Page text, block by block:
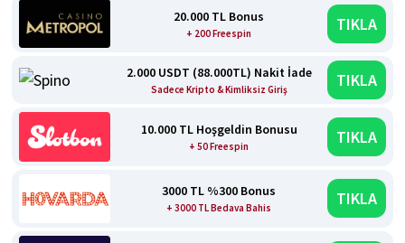
20.000 TL Bonus
+ 200 Freespin TIKLA
2.000 USDT (88.000TL) Nakit İade
Sadece Kripto & Kimliksiz Giriş TIKLA
10.000 TL Hoşgeldin Bonusu
+ 50 Freespin TIKLA
3000 TL %300 Bonus
+ 3000 TL Bedava Bahis TIKLA